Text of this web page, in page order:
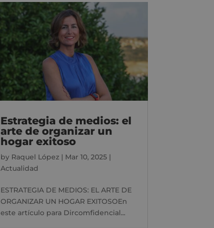
Estrategia de medios: el
arte de organizar un
hogar exitoso
by Raquel López| Mar 10, 2025|
Actualidad
ESTRATEGIA DE MEDIOS: EL ARTE DE
ORGANIZAR UN HOGAR EXITOSOEn
este artículo para Dircomfidencial...